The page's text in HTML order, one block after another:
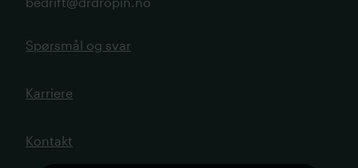
Spørsmål og svar
Karriere
Kontakt